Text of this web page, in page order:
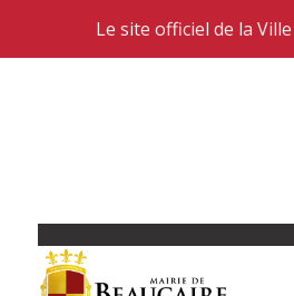
Le site officiel de la